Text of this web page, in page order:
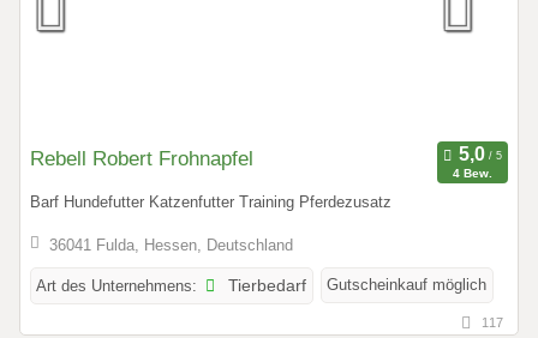
Rebell Robert Frohnapfel
4 Bew.
Barf Hundefutter Katzenfutter Training Pferdezusatz
36041 Fulda, Hessen, Deutschland
Art des Unternehmens: Tierbedarf Gutscheinkauf möglich
117